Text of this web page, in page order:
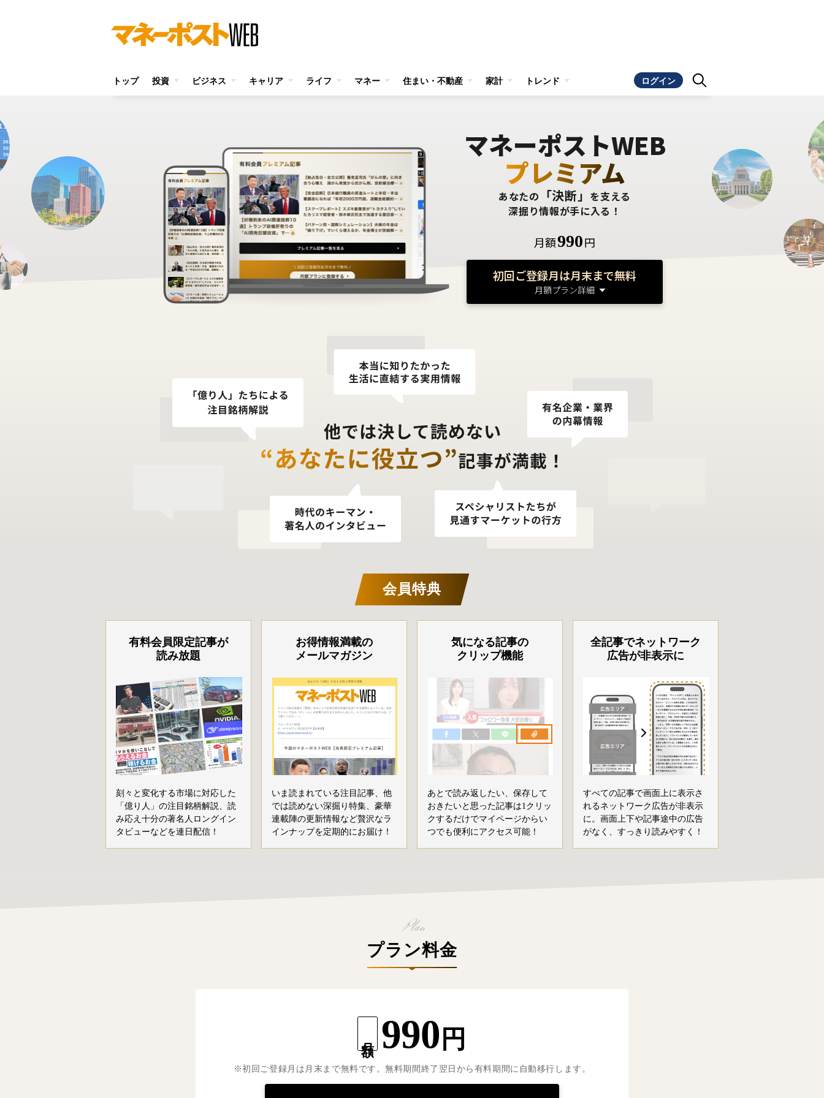
トップ 投資 ビジネス キャリア ライフ マネー 住まい・不動産 家計 トレンド ログイン
マネーポストWEB
プレミアム
あなたの 「決断」 を支える
深掘り情報が手に入る！
月額990円
初回ご登録月は月末まで無料
月額プラン詳細
会員特典
有料会員限定記事が
読み放題
刻々と変化する市場に対応した
「億り人」の注目銘柄解説、読
み応え十分の著名人ロングイン
タビューなどを連日配信！
お得情報満載の
メールマガジン
いま読まれている注目記事、他
では読めない深掘り特集、豪華
連載陣の更新情報など贅沢なラ
インナップを定期的にお届け！
気になる記事の
クリップ機能
あとで読み返したい、保存して
おきたいと思った記事は1クリッ
クするだけでマイページからい
つでも便利にアクセス可能！
全記事でネットワーク
広告が非表示に
すべての記事で画面上に表示さ
れるネットワーク広告が非表示
に。画面上下や記事途中の広告
がなく、すっきり読みやすく！
プラン料金
990 円
※初回ご登録月は月末まで無料です。無料期間終了翌日から有料期間に自動移行します。